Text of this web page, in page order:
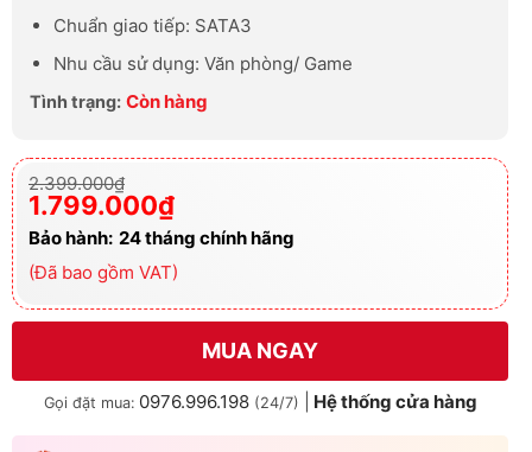
Chuẩn giao tiếp: SATA3
Nhu cầu sử dụng: Văn phòng/ Game
Tình trạng: Còn hàng
2.399.000₫
Giá
gốc
là:
2.399.000₫.
1.799.000₫
Giá
hiện
tại
là:
1.799.000₫.
Bảo hành: 24 tháng chính hãng
(Đã bao gồm VAT)
MUA NGAY
Gọi đặt mua: 0976.996.198 (24/7) Hệ thống cửa hàng